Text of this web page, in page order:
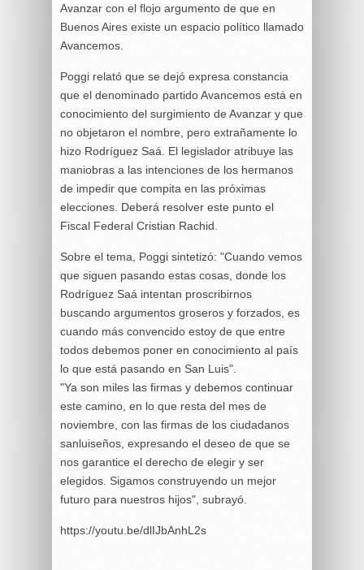
Avanzar con el flojo argumento de que en
Buenos Aires existe un espacio político llamado
Avancemos.
Poggi relató que se dejó expresa constancia
que el denominado partido Avancemos está en
conocimiento del surgimiento de Avanzar y que
no objetaron el nombre, pero extrañamente lo
hizo Rodríguez Saá. El legislador atribuye las
maniobras a las intenciones de los hermanos
de impedir que compita en las próximas
elecciones. Deberá resolver este punto el
Fiscal Federal Cristian Rachid.
Sobre el tema, Poggi sintetizó: "Cuando vemos
que siguen pasando estas cosas, donde los
Rodríguez Saá intentan proscribirnos
buscando argumentos groseros y forzados, es
cuando más convencido estoy de que entre
todos debemos poner en conocimiento al país
lo que está pasando en San Luis".
"Ya son miles las firmas y debemos continuar
este camino, en lo que resta del mes de
noviembre, con las firmas de los ciudadanos
sanluiseños, expresando el deseo de que se
nos garantice el derecho de elegir y ser
elegidos. Sigamos construyendo un mejor
futuro para nuestros hijos", subrayó.
https://youtu.be/dlIJbAnhL2s